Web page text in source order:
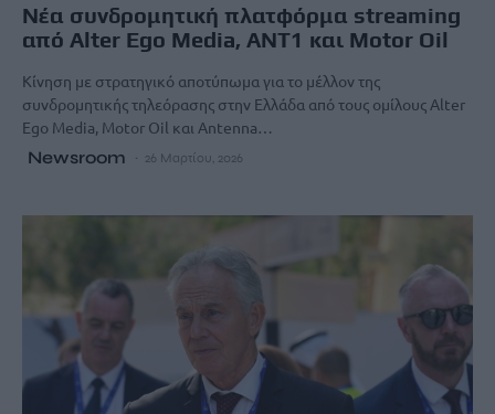
Νέα συνδρομητική πλατφόρμα streaming
από Alter Ego Media, ΑΝΤ1 και Motor Oil
Κίνηση με στρατηγικό αποτύπωμα για το μέλλον της
συνδρομητικής τηλεόρασης στην Ελλάδα από τους ομίλους Alter
Ego Media, Motor Oil και Antenna…
Newsroom 26 Μαρτίου, 2026